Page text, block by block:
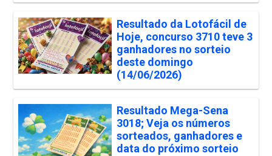
Resultado da Lotofácil de
Hoje, concurso 3710 teve 3
ganhadores no sorteio
deste domingo
(14/06/2026)
Resultado Mega-Sena
3018; Veja os números
sorteados, ganhadores e
data do próximo sorteio